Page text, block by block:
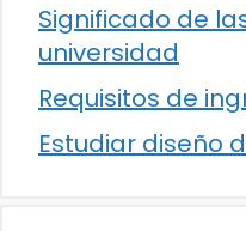
Significado de
universidad
Requisitos de
Estudiar diseño